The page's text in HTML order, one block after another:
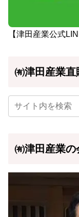
【津田産業公式
㈲津田産業
㈲津田産業の